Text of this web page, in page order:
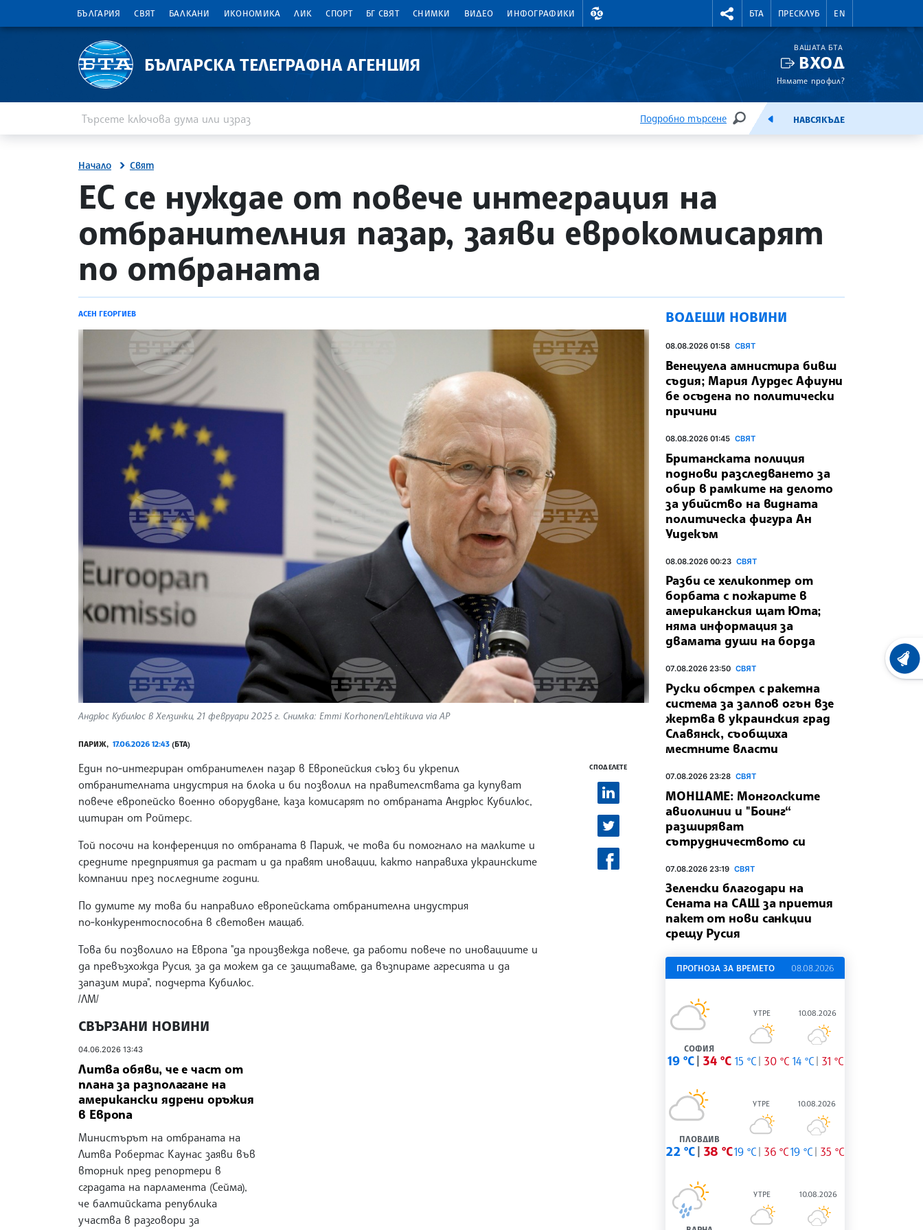
БЪЛГАРИЯ СВЯТ БАЛКАНИ ИКОНОМИКА ЛИК СПОРТ БГ СВЯТ СНИМКИ ВИДЕО ИНФОГРАФИКИ
ВАЛУТНИ КУРСОВЕ RIGHTMENU.SOCIAL
БТА ПРЕСКЛУБ EN
БЪЛГАРСКА ТЕЛЕГРАФНА АГЕНЦИЯ
ВАШАТА БТА
ВХОД
Нямате профил?
Подробно търсене
ТЪРСЕНЕЕМИСИЯНАВСЯКЪДЕ
Начало Свят
site.bta
ЕС се нуждае от повече интеграция на
отбранителния пазар, заяви еврокомисарят
по отбраната
АСЕН ГЕОРГИЕВ
Андрюс Кубилюс в Хелзинки, 21 февруари 2025 г. Снимка: Emmi Korhonen/Lehtikuva via AP
ПАРИЖ, 17.06.2026 12:43 (БТА)
Един по‑интегриран отбранителен пазар в Европейския съюз би укрепил
отбранителната индустрия на блока и би позволил на правителствата да купуват
повече европейско военно оборудване, каза комисарят по отбраната Андрюс Кубилюс,
цитиран от Ройтерс.
Той посочи на конференция по отбраната в Париж, че това би помогнало на малките и
средните предприятия да растат и да правят иновации, както направиха украинските
компании през последните години.
По думите му това би направило европейската отбранителна индустрия
по‑конкурентоспособна в световен мащаб.
Това би позволило на Европа "да произвежда повече, да работи повече по иновациите и
да превъзхожда Русия, за да можем да се защитаваме, да възпираме агресията и да
запазим мира", подчерта Кубилюс.
/ЛМ/
СПОДЕЛЕТЕ
СВЪРЗАНИ НОВИНИ
04.06.2026 13:43
Литва обяви, че е част от
плана за разполагане на
американски ядрени оръжия
в Европа
Министърът на отбраната на
Литва Робертас Каунас заяви във
вторник пред репортери в
сградата на парламента (Сейма),
че балтийската република
участва в разговори за
ВОДЕЩИ НОВИНИ
08.08.2026 01:58 СВЯТ
Венецуела амнистира бивш
съдия; Мария Лурдес Афиуни
бе осъдена по политически
причини
08.08.2026 01:45 СВЯТ
Британската полиция
поднови разследването за
обир в рамките на делото
за убийство на видната
политическа фигура Ан
Уидекъм
08.08.2026 00:23 СВЯТ
Разби се хеликоптер от
борбата с пожарите в
американския щат Юта;
няма информация за
двамата души на борда
07.08.2026 23:50 СВЯТ
Руски обстрел с ракетна
система за залпов огън взе
жертва в украинския град
Славянск, съобщиха
местните власти
07.08.2026 23:28 СВЯТ
МОНЦАМЕ: Монголските
авиолинии и "Боинг“
разширяват
сътрудничеството си
07.08.2026 23:19 СВЯТ
Зеленски благодари на
Сената на САЩ за приетия
пакет от нови санкции
срещу Русия
ПРОГНОЗА ЗА ВРЕМЕТО 08.08.2026
СОФИЯ
19 °C 34 °C
УТРЕ
15 °C 30 °C
10.08.2026
14 °C 31 °C
ПЛОВДИВ
22 °C 38 °C
УТРЕ
19 °C 36 °C
10.08.2026
19 °C 35 °C
УТРЕ 10.08.2026